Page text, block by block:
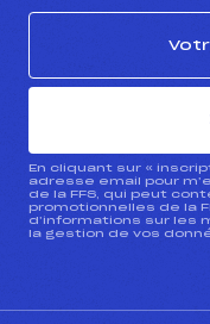
En cliquant sur «
adresse email pour
de la FFS, qui peut
promotionnelles de la
d’informations sur les
la gestion de vos